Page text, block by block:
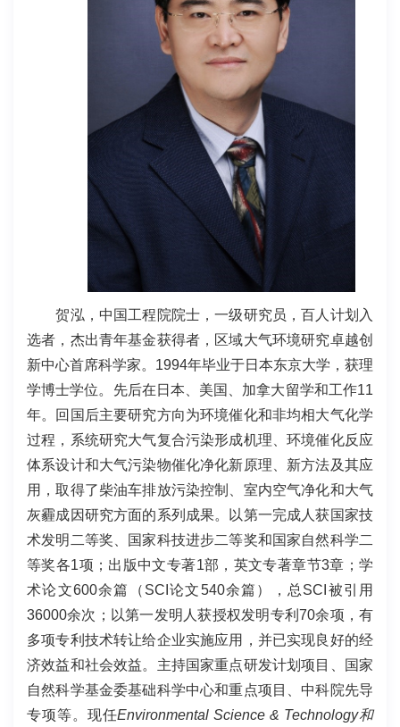
贺泓，中国工程院院士，一级研究员，百人计划入
选者，杰出青年基金获得者，区域大气环境研究卓越创
新中心首席科学家。 1994年毕业于日本东京大学，获理
学博士学位。先后在日本、美国、加拿大留学和工作11
年。回国后主要研究方向为环境催化和非均相大气化学
过程，系统研究大气复合污染形成机理、环境催化反应
体系设计和大气污染物催化净化新原理、新方法及其应
用，取得了柴油车排放污染控制、室内空气净化和大气
灰霾成因研究方面的系列成果。以第一完成人获国家技
术发明二等奖、国家科技进步二等奖和国家自然科学二
等奖各1项；出版中文专著1部，英文专著章节3章；学
术论文600余篇（ SCI 论文540余篇），总 SCI 被引用
36000余次；以第一发明人获授权发明专利70余项，有
多项专利技术转让给企业实施应用，并已实现良好的经
济效益和社会效益。主持国家重点研发计划项目、国家
自然科学基金委基础科学中心和重点项目、中科院先导
专项等。现任Environmental Science & Technology和